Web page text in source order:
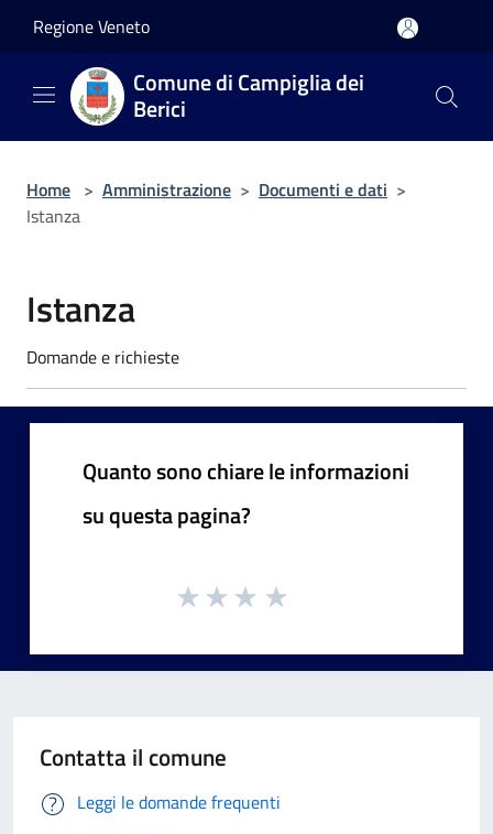
Regione Veneto
Comune di Campiglia dei
Berici
Home > Amministrazione > Documenti e dati >
Istanza
Istanza
Domande e richieste
Quanto sono chiare le informazioni
su questa pagina?
Contatta il comune
Leggi le domande frequenti